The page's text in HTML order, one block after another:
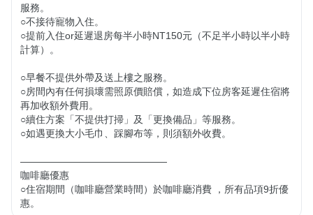
服務。
○不接待寵物入住。
○提前入住or延遲退房每半小時NT150元（不足半小時以半小時
計算）。
○早餐不提供外帶及送上樓之服務。
○房間內有任何損壞需照原價賠償，如造成下位房客延遲住宿將
再加收額外費用。
○續住方案「不提供打掃」及「更換備品」等服務。
○如遇更換大小毛巾、踩腳布等，則須額外收費。
———————————————
咖啡廳優惠
○住宿期間（咖啡廳營業時間）於咖啡廳消費 ，所有品項9折優
惠。